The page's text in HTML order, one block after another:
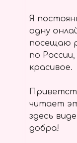
Я
одну
посещаю
по
красивое.
читает
здесь
добра!